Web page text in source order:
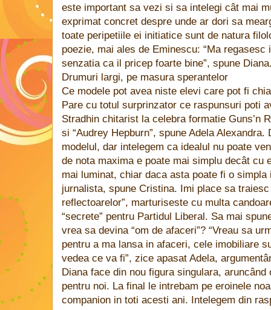
este important sa vezi si sa intelegi cât mai
exprimat concret despre unde ar dori sa
toate peripetiile ei initiatice sunt de natura
poezie, mai ales de Eminescu: “Ma
senzatia ca il pricep foarte bine”, spune
Drumuri largi, pe masura sperantelor
Ce modele pot avea niste elevi care pot fi
Pare cu totul surprinzator ce raspunsuri poti
Stradhin chitarist la celebra formatie Guns’n
si “Audrey Hepburn”, spune Adela
modelul, dar intelegem ca idealul nu poate
de nota maxima e poate mai simplu decât cu
mai luminat, chiar daca asta poate fi o simpla
jurnalista, spune Cristina. Imi place sa
reflectoarelor”, marturiseste cu multa
“secrete” pentru Partidul Liberal. Sa mai
vrea sa devina “om de afaceri”? “Vreau sa
pentru a ma lansa in afaceri, cele imobiliare
vedea ce va fi”, zice apasat Adela,
Diana face din nou figura singulara,
pentru noi. La final le intrebam pe eroinele
companion in toti acesti ani. Intelegem din